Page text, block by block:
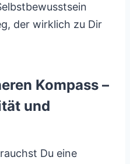
der wirklich zu Dir
Kompass –
und
Du eine